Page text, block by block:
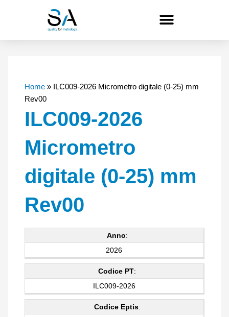
Home»
ILC009-2026 Micrometro digitale (0-25) mm
Rev00
ILC009-2026
Micrometro
digitale (0-25) mm
Rev00
Anno:
2026
Codice PT:
ILC009-2026
Codice Eptis: